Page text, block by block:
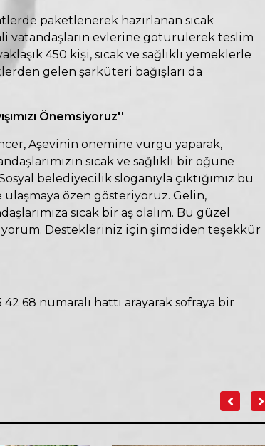
paketlenerek hazırlanan sıcak
vatandaşların evlerine götürülerek teslim
450 kişi, sıcak ve sağlıklı yemeklerle
gelen şarküteri bağışları da
Önemsiyoruz''
Aşevinin önemine vurgu yaparak,
sıcak ve sağlıklı bir öğüne
belediyecilik sloganıyla çıktığımız bu
özen gösteriyoruz. Gelin,
sıcak bir aş olalım. Bu güzel
Destekleriniz için şimdiden teşekkür
68 numaralı hattı arayarak sofraya bir